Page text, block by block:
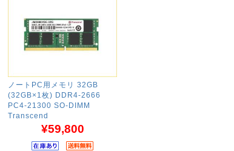
ノートPC用メモリ 32GB
(32GB×1枚) DDR4-2666
PC4-21300 SO-DIMM
Transcend
¥59,800